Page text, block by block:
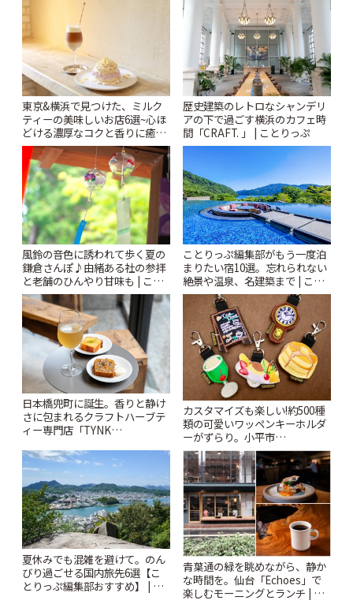
りっぷ
東京&横浜で見つけた、ミルク
ティーの美味しいお店6選~心ほ
どける濃厚なコクと香りに癒や
されるティータイム~ | ことりっ
ぷ
歴史建築のレトロなシャンデリ
アの下で過ごす横浜のカフェ時
間「CRAFT. 」 | ことりっぷ
風鈴の音色に誘われて歩く夏の
鎌倉さんぽ♪由緒ある社の参拝
と老舗のひんやり甘味も | こと
りっぷ
ことりっぷ編集部がもう一度泊
まりたい宿10選。忘れられない
絶景や温泉、名建築まで | こと
りっぷ
日本橋兜町に誕生。香りと静け
さに包まれるクラフトハーブテ
ィー専門店「TYNK
カスタマイズも楽しい!約500種
類の可愛いワッペンキーホルダ
ーがずらり。小平市
「Kimamaya T&K」 | ことりっ
ぷ
夏休みでも混雑を避けて。のん
びり過ごせる国内旅先6選【こ
とりっぷ編集部おすすめ】 | こ
青葉通の緑を眺めながら、静か
な時間を。仙台「Echoes」で
楽しむモーニングとランチ | こ